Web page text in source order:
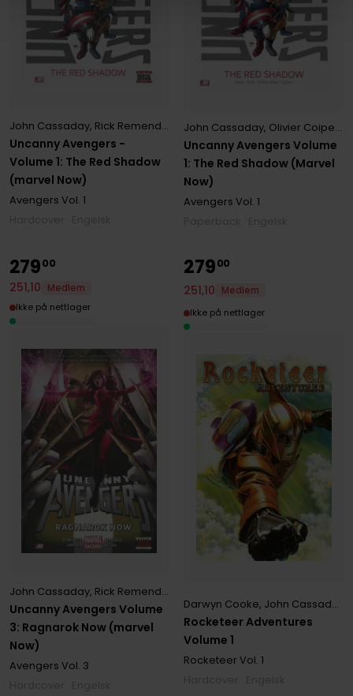
Uncanny Avengers -
Volume 1: The Red Shadow
(marvel Now)
John Cassaday, Rick Remender
Avengers Vol. 1
Uncanny Avengers Volume
1: The Red Shadow (Marvel
Now)
John Cassaday, Olivier Coipel ,
Avengers Vol. 1
Uncanny Avengers Volume
3: Ragnarok Now (marvel
Now)
John Cassaday, Rick Remender
Avengers Vol. 3
27900
251,10
Medlem
Ikke på nettlager
Rocketeer Adventures
Volume 1
Darwyn Cooke, John Cassaday
Rocketeer Vol. 1
27900
251,10
Medlem
Ikke på nettlager